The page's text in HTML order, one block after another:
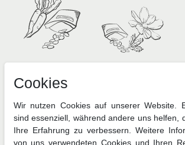
Cookies
Wir nutzen Cookies auf unserer Website.
sind essenziell, während andere uns helfen,
Ihre Erfahrung zu verbessern. Weitere
von uns verwendeten Cookies und Ihren